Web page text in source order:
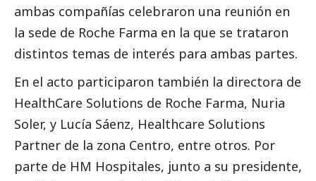
ambas compañías celebraron una reunión en
la sede de Roche Farma en la que se trataron
distintos temas de interés para ambas partes.
En el acto participaron también la directora de
HealthCare Solutions de Roche Farma, Nuria
Soler, y Lucía Sáenz, Healthcare Solutions
Partner de la zona Centro, entre otros. Por
parte de HM Hospitales, junto a su presidente,